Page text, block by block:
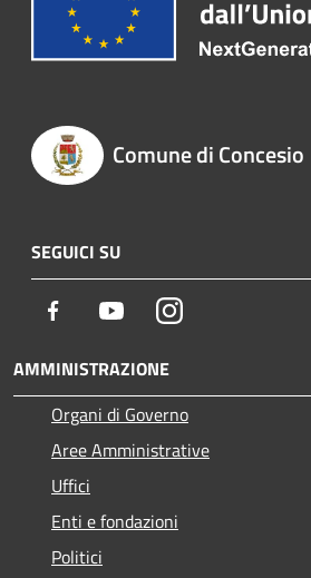
Comune di Concesio
SEGUICI SU
Facebook YoutubeInstagram
AMMINISTRAZIONE
Organi di Governo
Aree Amministrative
Uffici
Enti e fondazioni
Politici